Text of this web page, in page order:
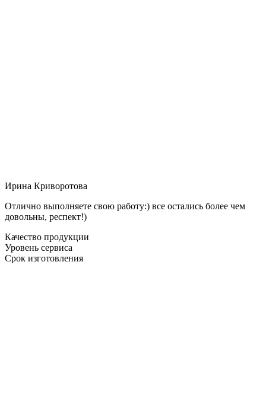
Ирина Криворотова
Отлично выполняете свою работу:) все остались более чем
довольны, респект!)
Качество продукции
Уровень сервиса
Срок изготовления